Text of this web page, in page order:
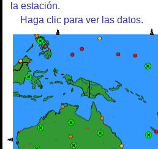
la estación.
Haga clic para ver las datos.